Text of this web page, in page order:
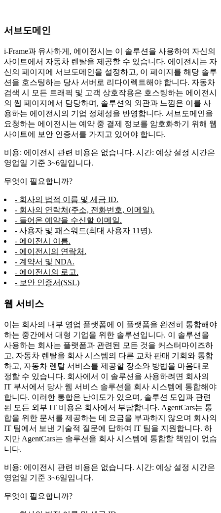
서브도메인
i-Frame과 유사하게, 에이전시는 이 솔루션을 사용하여 자신의
사이트에서 자동차 렌탈을 제공할 수 있습니다. 에이전시는 자
신의 페이지에 서브도메인을 설정하고, 이 페이지를 해당 솔루
션을 호스팅하는 당사 서버로 리다이렉트해야 합니다. 자동차
검색 시 모든 트래픽 및 고객 상호작용은 호스팅하는 에이전시
의 웹 페이지에서 담당하며, 솔루션의 외관과 느낌은 이를 사
용하는 에이전시의 기업 정체성을 반영합니다. 서브도메인을
요청하는 에이전시는 예약 중 결제 정보를 암호화하기 위해 웹
사이트에 보안 인증서를 가지고 있어야 합니다.
비용: 에이전시 관련 비용은 없습니다. 시간: 예상 설정 시간은
영업일 기준 3~6일입니다.
무엇이 필요합니까?
- 회사의 법적 이름 및 세금 ID.
- 회사의 연락처(주소, 전화번호, 이메일).
- 들어온 예약을 수신할 이메일.
- 사용자 및 패스워드(최대 사용자 11명).
- 에이전시 이름.
- 에이전시의 연락처.
- 계약서 및 NDA.
- 에이전시의 로고.
- 보안 인증서(SSL)
웹 서비스
이는 회사의 내부 영업 플랫폼에 이 플랫폼을 완전히 통합해야
하는 중간에서 대형 기업을 위한 솔루션입니다. 이 솔루션을
사용하는 회사는 플랫폼과 관련된 모든 것을 커스터마이즈하
고, 자동차 렌탈을 회사 시스템의 다른 교차 판매 기회와 통합
하고, 자동차 렌탈 서비스를 제공할 장소와 방법을 마음대로
정할 수 있습니다. 회사에서 이 솔루션을 사용하려면 회사의
IT 부서에서 당사 웹 서비스 솔루션을 회사 시스템에 통합해야
합니다. 이러한 통합은 난이도가 있으며, 솔루션 도입과 관련
된 모든 외부 IT 비용은 회사에서 부담합니다. AgentCars는 통
합을 위한 문서를 제공하는 데 요금을 부과하지 않으며 회사의
IT 팀에서 보낸 기술적 질문에 답하여 IT 팀을 지원합니다. 하
지만 AgentCars는 솔루션을 회사 시스템에 통합할 책임이 없습
니다.
비용: 에이전시 관련 비용은 없습니다. 시간: 예상 설정 시간은
영업일 기준 3~6일입니다.
무엇이 필요합니까?